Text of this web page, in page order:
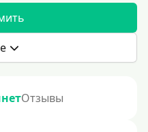
Отзывы